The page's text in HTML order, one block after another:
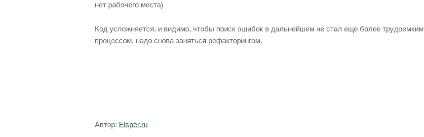
нет рабочего места)
Код усложняется, и видимо, чтобы поиск ошибок в дальнейшем не стал еще более трудоемким
процессом, надо снова заняться рефакторингом.
Автор: Elsper.ru